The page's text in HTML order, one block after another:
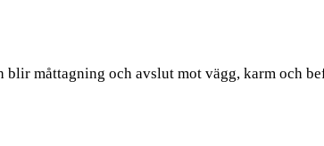
måttagning och avslut mot vägg, karm och